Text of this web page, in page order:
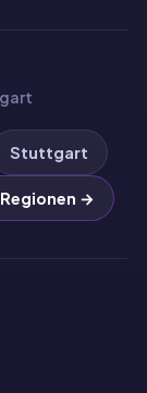
Stuttgart
→